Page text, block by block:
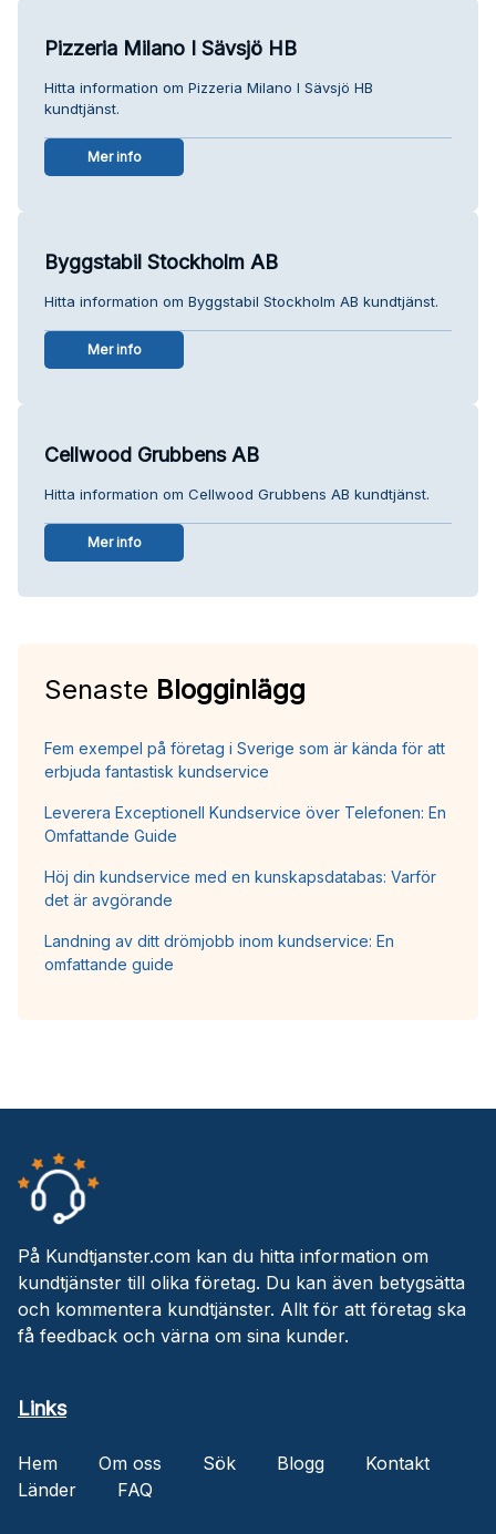
Pizzeria Milano I Sävsjö HB
Hitta information om Pizzeria Milano I Sävsjö HB
kundtjänst.
Mer info
Byggstabil Stockholm AB
Hitta information om Byggstabil Stockholm AB kundtjänst.
Mer info
Cellwood Grubbens AB
Hitta information om Cellwood Grubbens AB kundtjänst.
Mer info
Senaste Blogginlägg
Fem exempel på företag i Sverige som är kända för att
erbjuda fantastisk kundservice
Leverera Exceptionell Kundservice över Telefonen: En
Omfattande Guide
Höj din kundservice med en kunskapsdatabas: Varför
det är avgörande
Landning av ditt drömjobb inom kundservice: En
omfattande guide
På Kundtjanster.com kan du hitta information om
kundtjänster till olika företag. Du kan även betygsätta
och kommentera kundtjänster. Allt för att företag ska
få feedback och värna om sina kunder.
Links
Hem Om oss Sök Blogg
Kontakt
Länder
FAQ